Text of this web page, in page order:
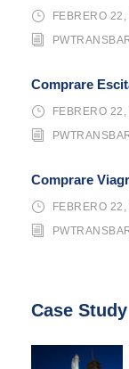
FEBRERO
Comprare
FEBRERO
Comprare
FEBRERO
Case Study